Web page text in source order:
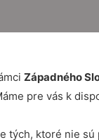
Západného
pre vás k
tých, ktoré nie